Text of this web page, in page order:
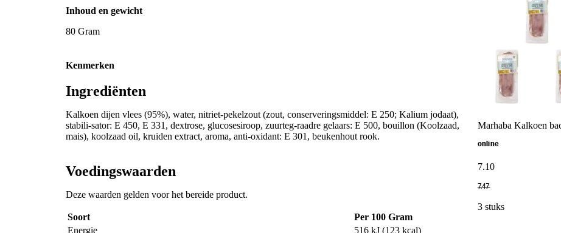
Inhoud en gewicht
80 Gram
Kenmerken
Ingrediënten
Kalkoen dijen vlees (95%), water, nitriet-pekelzout (zout, conserveringsmiddel: E 250; Kalium jodaat),
stabili-sator: E 450, E 331, dextrose, glucosesiroop, zuurteg-raadre gelaars: E 500, bouillon (Koolzaad,
mais), koolzaad oil, kruiden extract, aroma, anti-oxidant: E 301, beukenhout rook.
Voedingswaarden
Deze waarden gelden voor het bereide product.
Soort
Per 100 Gram
Energie
516 kJ (123 kcal)
Marhaba Kalkoen
online
7.10
7.47
3 stuks